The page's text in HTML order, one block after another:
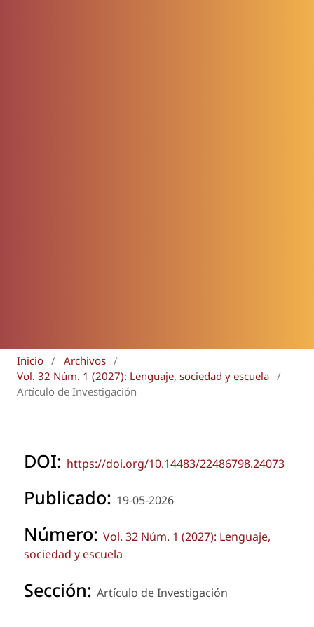
Inicio / Archivos /
Vol. 32 Núm. 1 (2027): Lenguaje, sociedad y escuela /
Artículo de Investigación
DOI: https://doi.org/10.14483/22486798.24073
Publicado: 19-05-2026
Número: Vol. 32 Núm. 1 (2027): Lenguaje,
sociedad y escuela
Sección: Artículo de Investigación